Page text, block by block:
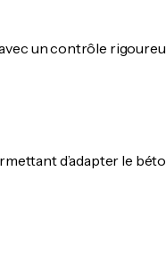
un contrôle
d’adapter le